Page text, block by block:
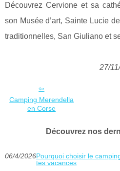
Découvrez Cervione et sa
son Musée d’art, Sainte Lucie
traditionnelles, San Giuliano et
27/
Camping Merendella
en Corse
Découvrez nos
06/4/2026Pourquoi choisir le
tes vacances